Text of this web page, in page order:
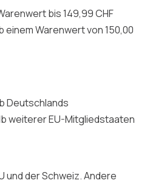
bis 149,99 CHF
Warenwert von 150,00
Deutschlands
weiterer EU-Mitgliedstaaten
und der Schweiz. Andere